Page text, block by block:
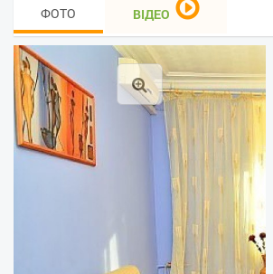
ФОТО ВІДЕО